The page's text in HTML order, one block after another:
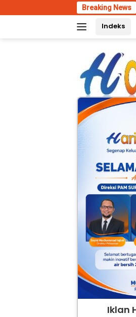
to
Breaking News
Indeks
Iklan